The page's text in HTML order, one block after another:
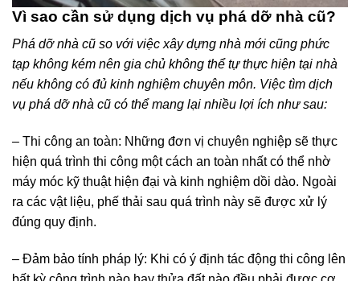
Vì sao cần sử dụng dịch vụ phá dỡ nhà cũ?
Phá dỡ nhà cũ so với việc xây dựng nhà mới cũng phức
tạp không kém nên gia chủ không thể tự thực hiện tại nhà
nếu không có đủ kinh nghiệm chuyên môn. Việc tìm dịch
vụ phá dỡ nhà cũ có thể mang lại nhiều lợi ích như sau:
– Thi công an toàn: Những đơn vị chuyên nghiệp sẽ thực
hiện quá trình thi công một cách an toàn nhất có thể nhờ
máy móc kỹ thuật hiện đại và kinh nghiệm dồi dào. Ngoài
ra các vật liệu, phế thải sau quá trình này sẽ được xử lý
đúng quy định.
– Đảm bảo tính pháp lý: Khi có ý định tác động thi công lên
bất kỳ công trình nào hay thửa đất nào đều phải được cơ